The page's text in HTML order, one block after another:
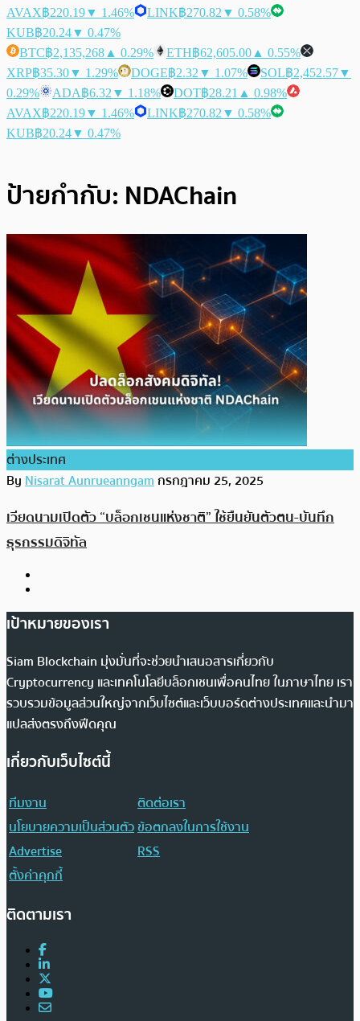
AVAX฿220.19▼ 1.46% LINK฿270.82 ▼ 0.58%
KUB฿20.24▼ 0.47%
BTC฿2,135,268 ▲ 0.29% ETH฿62,605.00 ▲ 0.55%
XRP฿35.30▼ 1.29% DOGE฿2.32 ▼ 1.07% SOL฿2,452.57▼
0.29%
ADA฿6.32 ▼ 1.18% DOT฿28.21 ▲ 0.98%
AVAX฿220.19▼ 1.46% LINK฿270.82 ▼ 0.58%
KUB฿20.24▼ 0.47%
ป้ายกำกับ: NDAChain
ต่างประเทศ
ByNisarat Aunrueanngamกรกฎาคม 25, 2025
เวียดนามเปิดตัว “บล็อกเชนแห่งชาติ” ใช้ยืนยันตัวตน-บันทึก
ธุรกรรมดิจิทัล
เป้าหมายของเรา
Siam Blockchain มุ่งมั่นที่จะช่วยนำเสนอสารเกี่ยวกับ
Cryptocurrency และเทคโนโลยีบล็อกเชนเพื่อคนไทย ในภาษาไทย เรา
รวบรวมข้อมูลส่วนใหญ่จากเว็บไซต์และเว็บบอร์ดต่างประเทศและนำมา
แปลส่งตรงถึงฟีดคุณ
เกี่ยวกับเว็บไซต์นี้
ทีมงาน
ติดต่อเรา
นโยบายความเป็นส่วนตัวข้อตกลงในการใช้งาน
Advertise
RSS
ตั้งค่าคุกกี้
ติดตามเรา